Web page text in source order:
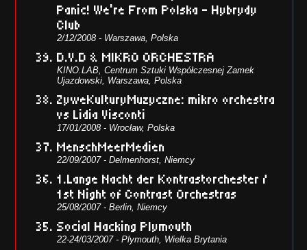
Panic! We’re From Polska – Hybrydy
Club
2/12/2008 - Warszawa, Polska
D.V.D & MIKRO ORCHESTRA
KINO.LAB, Centrum Sztuki Współczesnej Zamek
Ujazdowski, Warszawa, Polska
ZyweKulturyMuzyczne: mikro orchestra
vs Lidia Visconti
17/01/2008 - Wrocław, Polska
MenschMeerMedien
22/09/2007 - Delmenhorst, Niemcy
1.Lange Nacht der Kontrastorchester /
1st Night of Contrast Orchestras
25/08/2007 - Berlin, Niemcy
Social Hacking Plymouth
22-24/03/2007 - Plymouth, Wielka Brytania